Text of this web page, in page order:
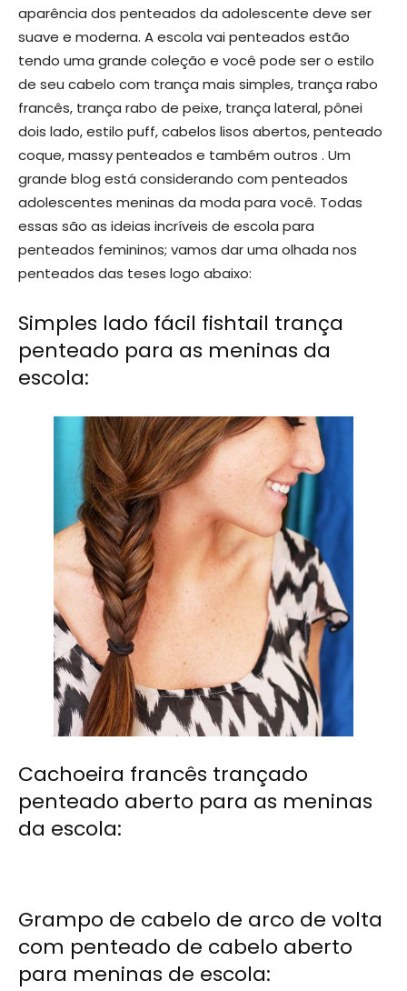
aparência dos penteados da adolescente deve ser
suave e moderna. A escola vai penteados estão
tendo uma grande coleção e você pode ser o estilo
de seu cabelo com trança mais simples, trança rabo
francês, trança rabo de peixe, trança lateral, pônei
dois lado, estilo puff, cabelos lisos abertos, penteado
coque, massy penteados e também outros . Um
grande blog está considerando com penteados
adolescentes meninas da moda para você. Todas
essas são as ideias incríveis de escola para
penteados femininos; vamos dar uma olhada nos
penteados das teses logo abaixo:
Simples lado fácil fishtail trança
penteado para as meninas da
escola:
Cachoeira francês trançado
penteado aberto para as meninas
da escola:
Grampo de cabelo de arco de volta
com penteado de cabelo aberto
para meninas de escola: